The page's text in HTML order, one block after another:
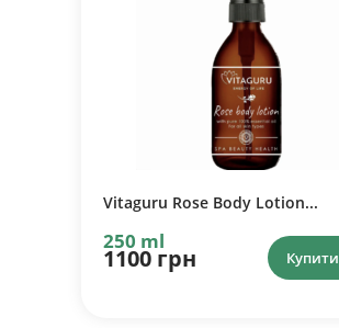
Vitaguru Rose Body Lotion...
250 ml
1100 грн Купити